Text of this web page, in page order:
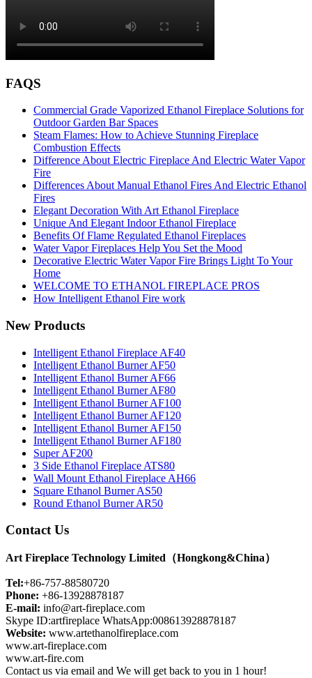
FAQS
Commercial Grade Vaporized Ethanol Fireplace Solutions for
Outdoor Garden Bar Spaces
Steam Flames: How to Achieve Stunning Fireplace
Combustion Effects
Difference About Electric Fireplace And Electric Water Vapor
Fire
Differences About Manual Ethanol Fires And Electric Ethanol
Fires
Elegant Decoration With Art Ethanol Fireplace
Unique And Elegant Indoor Ethanol Fireplace
Benefits Of Flame Regulated Ethanol Fireplaces
Water Vapor Fireplaces Help You Set the Mood
Decorative Electric Water Vapor Fire Brings Light To Your
Home
WELCOME TO ETHANOL FIREPLACE PROS
How Intelligent Ethanol Fire work
New Products
Intelligent Ethanol Fireplace AF40
Intelligent Ethanol Burner AF50
Intelligent Ethanol Burner AF66
Intelligent Ethanol Burner AF80
Intelligent Ethanol Burner AF100
Intelligent Ethanol Burner AF120
Intelligent Ethanol Burner AF150
Intelligent Ethanol Burner AF180
Super AF200
3 Side Ethanol Fireplace ATS80
Wall Mount Ethanol Fireplace AH66
Square Ethanol Burner AS50
Round Ethanol Burner AR50
Contact Us
Art Fireplace Technology Limited（Hongkong&China）
Tel:+86-757-88580720
Phone: +86-13928878187
E-mail: info@art-fireplace.com
Skype ID:artfireplace WhatsApp:008613928878187
Website: www.artethanolfireplace.com
www.art-fireplace.com
www.art-fire.com
Contact us via email and We will get back to you in 1 hour!